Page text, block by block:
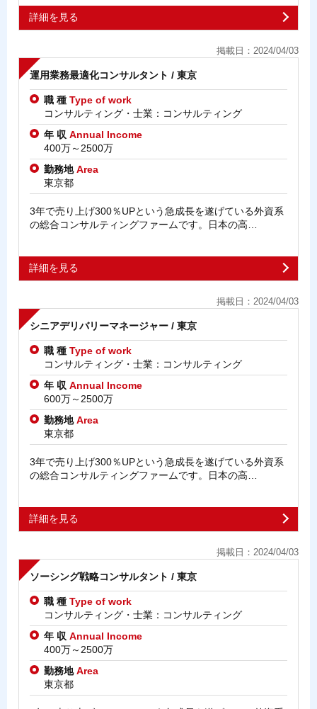
詳細を見る
掲載日：2024/04/03
運用業務最適化コンサルタント / 東京
職 種 Type of work
コンサルティング・士業：コンサルティング
年 収 Annual Income
400万～2500万
勤務地Area
東京都
3年で売り上げ300％UPという急成長を遂げている外資系
の総合コンサルティングファームです。日本の高…
詳細を見る
掲載日：2024/04/03
シニアデリバリーマネージャー / 東京
職 種 Type of work
コンサルティング・士業：コンサルティング
年 収 Annual Income
600万～2500万
勤務地Area
東京都
3年で売り上げ300％UPという急成長を遂げている外資系
の総合コンサルティングファームです。日本の高…
詳細を見る
掲載日：2024/04/03
ソーシング戦略コンサルタント / 東京
職 種 Type of work
コンサルティング・士業：コンサルティング
年 収 Annual Income
400万～2500万
勤務地Area
東京都